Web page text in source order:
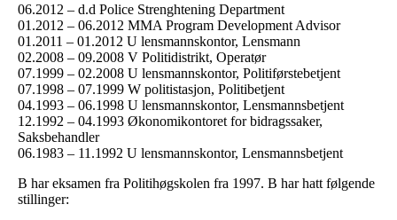
06.2012 – d.d Police Strenghtening Department
01.2012 – 06.2012 MMA Program Development Advisor
01.2011 – 01.2012 U lensmannskontor, Lensmann
02.2008 – 09.2008 V Politidistrikt, Operatør
07.1999 – 02.2008 U lensmannskontor, Politiførstebetjent
07.1998 – 07.1999 W politistasjon, Politibetjent
04.1993 – 06.1998 U lensmannskontor, Lensmannsbetjent
12.1992 – 04.1993 Økonomikontoret for bidragssaker,
Saksbehandler
06.1983 – 11.1992 U lensmannskontor, Lensmannsbetjent
B har eksamen fra Politihøgskolen fra 1997. B har hatt følgende
stillinger: